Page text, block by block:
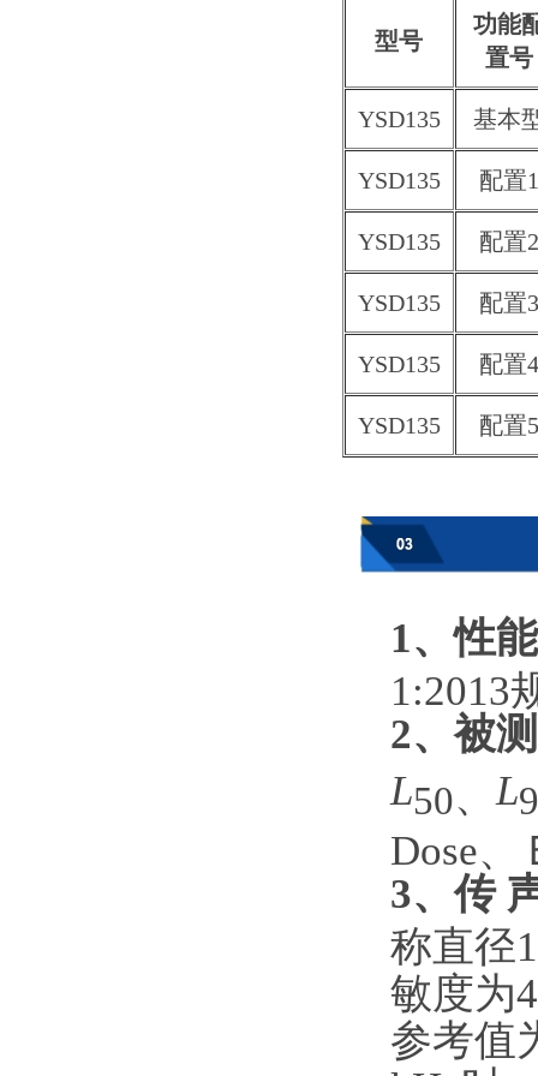
型号
功能
置号
YSD135 基本
YSD135 配置1
YSD135 配置2
YSD135 配置3
YSD135 配置4
YSD135 配置5
1、性
1:2013
2、被
L50 L
Dose、
3、传
称直径
敏度为
参考值